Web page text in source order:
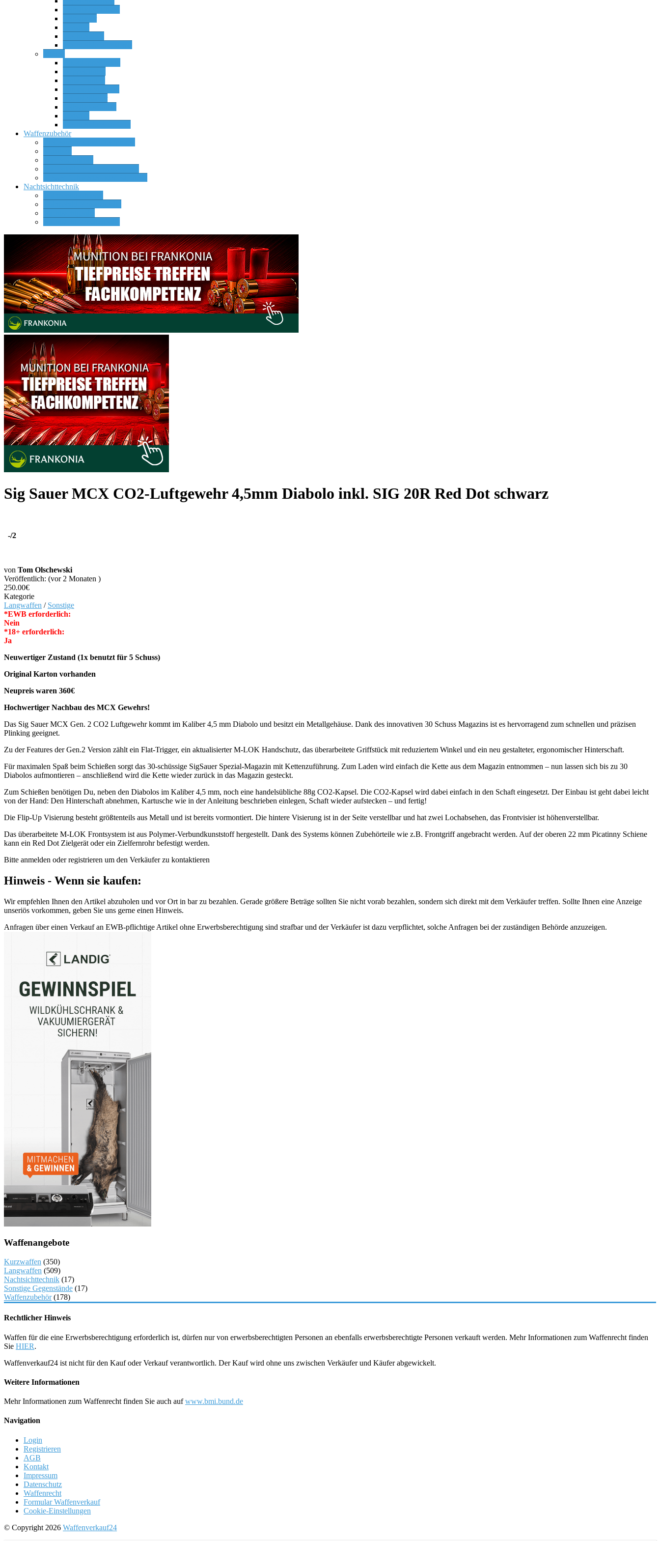
Waffenzubehör
Nachtsichttechnik
Sig Sauer MCX CO2-Luftgewehr 4,5mm Diabolo inkl. SIG 20R Red Dot schwarz
-/2
von Tom Olschewski
Veröffentlich: (vor 2 Monaten )
250.00€
Kategorie
Langwaffen / Sonstige
*EWB erforderlich:
Nein
*18+ erforderlich:
Ja
Neuwertiger Zustand (1x benutzt für 5 Schuss)
Original Karton vorhanden
Neupreis waren 360€
Hochwertiger Nachbau des MCX Gewehrs!
Das Sig Sauer MCX Gen. 2 CO2 Luftgewehr kommt im Kaliber 4,5 mm Diabolo und besitzt ein Metallgehäuse. Dank des innovativen 30 Schuss Magazins ist es hervorragend zum schnellen und präzisen
Plinking geeignet.
Zu der Features der Gen.2 Version zählt ein Flat-Trigger, ein aktualisierter M-LOK Handschutz, das überarbeitete Griffstück mit reduziertem Winkel und ein neu gestalteter, ergonomischer Hinterschaft.
Für maximalen Spaß beim Schießen sorgt das 30-schüssige SigSauer Spezial-Magazin mit Kettenzuführung. Zum Laden wird einfach die Kette aus dem Magazin entnommen – nun lassen sich bis zu 30
Diabolos aufmontieren – anschließend wird die Kette wieder zurück in das Magazin gesteckt.
Zum Schießen benötigen Du, neben den Diabolos im Kaliber 4,5 mm, noch eine handelsübliche 88g CO2-Kapsel. Die CO2-Kapsel wird dabei einfach in den Schaft eingesetzt. Der Einbau ist geht dabei leicht
von der Hand: Den Hinterschaft abnehmen, Kartusche wie in der Anleitung beschrieben einlegen, Schaft wieder aufstecken – und fertig!
Die Flip-Up Visierung besteht größtenteils aus Metall und ist bereits vormontiert. Die hintere Visierung ist in der Seite verstellbar und hat zwei Lochabsehen, das Frontvisier ist höhenverstellbar.
Das überarbeitete M-LOK Frontsystem ist aus Polymer-Verbundkunststoff hergestellt. Dank des Systems können Zubehörteile wie z.B. Frontgriff angebracht werden. Auf der oberen 22 mm Picatinny Schiene
kann ein Red Dot Zielgerät oder ein Zielfernrohr befestigt werden.
Bitte anmelden oder registrieren um den Verkäufer zu kontaktieren
Hinweis - Wenn sie kaufen:
Wir empfehlen Ihnen den Artikel abzuholen und vor Ort in bar zu bezahlen. Gerade größere Beträge sollten Sie nicht vorab bezahlen, sondern sich direkt mit dem Verkäufer treffen. Sollte Ihnen eine Anzeige
unseriös vorkommen, geben Sie uns gerne einen Hinweis.
Anfragen über einen Verkauf an EWB-pflichtige Artikel ohne Erwerbsberechtigung sind strafbar und der Verkäufer ist dazu verpflichtet, solche Anfragen bei der zuständigen Behörde anzuzeigen.
Waffenangebote
Kurzwaffen (350)
Langwaffen (509)
Nachtsichttechnik (17)
Sonstige Gegenstände (17)
Waffenzubehör(178)
Rechtlicher Hinweis
Waffen für die eine Erwerbsberechtigung erforderlich ist, dürfen nur von erwerbsberechtigten Personen an ebenfalls erwerbsberechtigte Personen verkauft werden. Mehr Informationen zum Waffenrecht finden
Sie HIER.
Waffenverkauf24 ist nicht für den Kauf oder Verkauf verantwortlich. Der Kauf wird ohne uns zwischen Verkäufer und Käufer abgewickelt.
Weitere Informationen
Mehr Informationen zum Waffenrecht finden Sie auch aufwww.bmi.bund.de
Navigation
Login
Registrieren
AGB
Kontakt
Impressum
Datenschutz
Waffenrecht
Formular Waffenverkauf
Cookie-Einstellungen
© Copyright 2026 Waffenverkauf24